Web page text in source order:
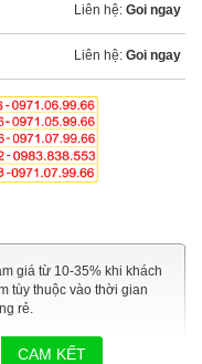
Liên hệ: Goi ngay
Liên hệ: Goi ngay
giá từ 10-35% khi khách
tùy thuộc vào thời gian
rẻ.
CAM KẾT